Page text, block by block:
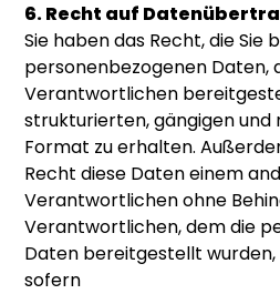
6. Recht auf
Sie haben das Recht, die Sie
personenbezogenen Daten,
Verantwortlichen
strukturierten, gängigen
Format zu erhalten.
Recht diese Daten einem
Verantwortlichen ohne
Verantwortlichen, dem die
Daten bereitgestellt
sofern